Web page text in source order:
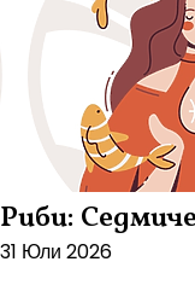
Риби:
31 Юли 2026